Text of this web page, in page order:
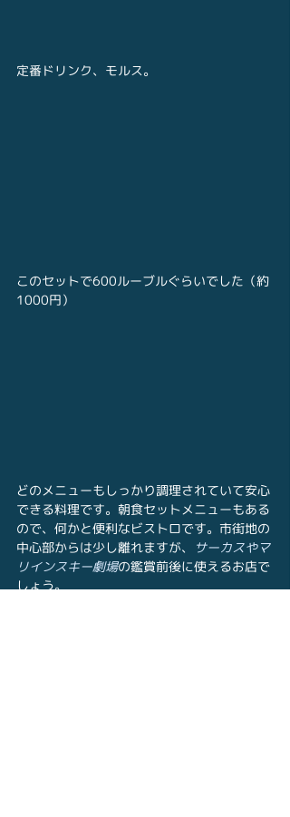
定番ドリンク、モルス。
このセットで600ルーブルぐらいでした（約
1000円）
どのメニューもしっかり調理されていて安心
できる料理です。朝食セットメニューもある
ので、何かと便利なビストロです。市街地の
中心部からは少し離れますが、
サーカスやマ
リインスキー劇場の鑑賞前後に使えるお店で
しょう。